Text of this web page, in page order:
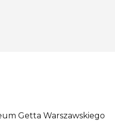
Getta Warszawskiego